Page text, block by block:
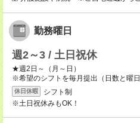
勤務曜日
週2～3 / 土日祝休
★週2日～（月～日）
※希望のシフトを毎月提出（日数と曜
休日休暇
シフト制
※土日祝休みもOK！